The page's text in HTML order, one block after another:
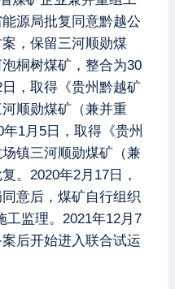
源局批复同意黔越公
，保留三河顺勋煤
桐树煤矿，整合为30
，取得《贵州黔越矿
顺勋煤矿（兼并重
1月5日，取得《贵州
镇三河顺勋煤矿（兼
。2020年2月17日，
意后，煤矿自行组织
工监理。2021年12月7
后开始进入联合试运